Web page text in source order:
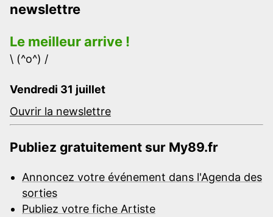
newslettre
Le meilleur arrive !
\ (^o^) /
Vendredi 31 juillet
Ouvrir la newslettre
Publiez gratuitement sur My89.fr
Annoncez votre événement dans l'Agenda des
sorties
Publiez votre fiche Artiste